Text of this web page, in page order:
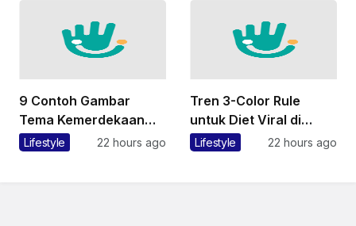
9 Contoh Gambar
Tema Kemerdekaan
Indonesia untuk Lomba
Lifestyle 22 hours ago
Tren 3-Color Rule
untuk Diet Viral di
TikTok, Benarkah Bisa
Lifestyle 22 hours ago